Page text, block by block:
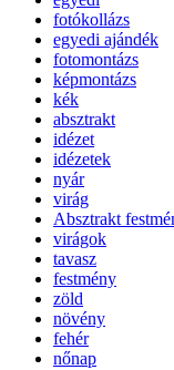
fotókollázs
egyedi ajándék
fotomontázs
képmontázs
kék
absztrakt
idézet
idézetek
nyár
virág
Absztrakt
virágok
tavasz
festmény
zöld
növény
fehér
nőnap